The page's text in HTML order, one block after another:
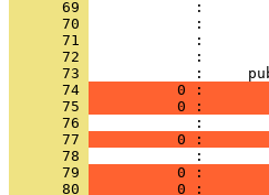
      69
      70
      71
      72
            :
      73
      74
0 :
      75
0 :
      76
      77
0 :
      78
            :
      79
0 :
      80
0 :